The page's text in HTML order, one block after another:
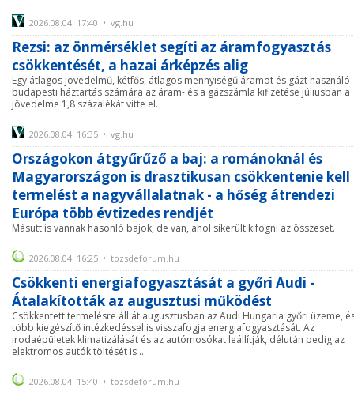
2026.08.04. 17:40 • vg.hu
Rezsi: az önmérséklet segíti az áramfogyasztás
csökkentését, a hazai árképzés alig
Egy átlagos jövedelmű, kétfős, átlagos mennyiségű áramot és gázt használó
budapesti háztartás számára az áram- és a gázszámla kifizetése júliusban a
jövedelme 1,8 százalékát vitte el.
2026.08.04. 16:35 • vg.hu
Országokon átgyűrűző a baj: a románoknál és
Magyarországon is drasztikusan csökkentenie kell
termelést a nagyvállalatnak - a hőség átrendezi
Európa több évtizedes rendjét
Másutt is vannak hasonló bajok, de van, ahol sikerült kifogni az összeset.
2026.08.04. 16:25 • tozsdeforum.hu
Csökkenti energiafogyasztását a győri Audi -
Átalakították az augusztusi működést
Csökkentett termelésre áll át augusztusban az Audi Hungaria győri üzeme,
több kiegészítő intézkedéssel is visszafogja energiafogyasztását. Az
irodaépületek klimatizálását és az autómosókat leállítják, délután pedig az
elektromos autók töltését is ...
2026.08.04. 15:40 • tozsdeforum.hu